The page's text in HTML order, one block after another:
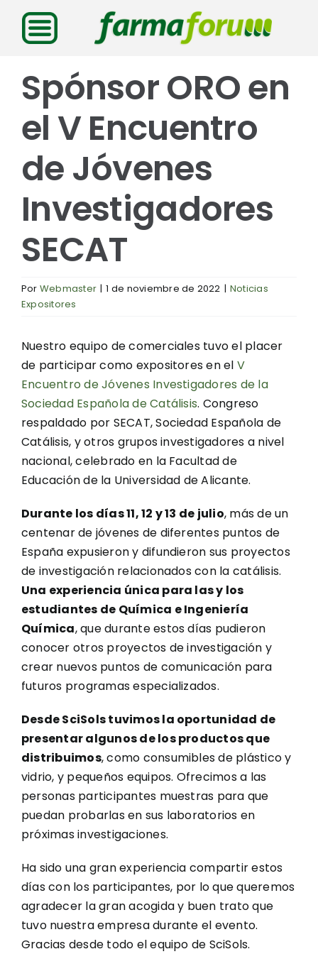
Saltar
contenido
Spónsor ORO en
el V Encuentro
de Jóvenes
Investigadores
SECAT
Por Webmaster | 1 de noviembre de 2022 | Noticias
Expositores
Nuestro equipo de comerciales tuvo el placer
de participar como expositores en el V
Encuentro de Jóvenes Investigadores de la
Sociedad Española de Catálisis. Congreso
respaldado por SECAT, Sociedad Española de
Catálisis, y otros grupos investigadores a nivel
nacional, celebrado en la Facultad de
Educación de la Universidad de Alicante.
Durante los días 11, 12 y 13 de julio, más de un
centenar de jóvenes de diferentes puntos de
España expusieron y difundieron sus proyectos
de investigación relacionados con la catálisis.
Una experiencia única para las y los
estudiantes de Química e Ingeniería
Química, que durante estos días pudieron
conocer otros proyectos de investigación y
crear nuevos puntos de comunicación para
futuros programas especializados.
Desde SciSols tuvimos la oportunidad de
presentar algunos de los productos que
distribuimos, como consumibles de plástico y
vidrio, y pequeños equipos. Ofrecimos a las
personas participantes muestras para que
puedan probarlas en sus laboratorios en
próximas investigaciones.
Ha sido una gran experiencia compartir estos
días con los participantes, por lo que queremos
agradecer la gran acogida y buen trato que
tuvo nuestra empresa durante el evento.
Gracias desde todo el equipo de SciSols.